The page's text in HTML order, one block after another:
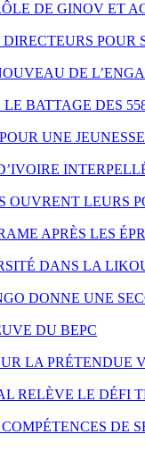
DE GINOV ET
DE
BATTAGE DES
UNE
OUVRENT LEURS
APRÈS LES
DANS LA
DONNE UNE
DU BEPC
LA PRÉTENDUE
RELÈVE LE DÉFI
DE